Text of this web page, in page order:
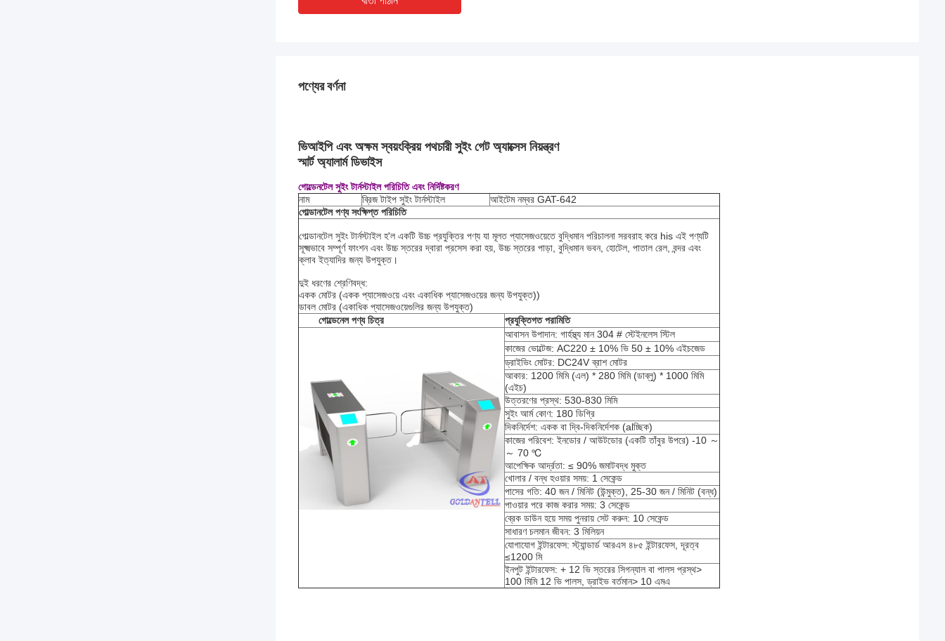
পণ্যের বর্ণনা
ভিআইপি এবং অক্ষম স্বয়ংক্রিয় পথচারী সুইং গেট অ্যাক্সেস নিয়ন্ত্রণ
স্মার্ট অ্যালার্ম ডিভাইস
গোল্ডেনটেল সুইং টার্নস্টাইল পরিচিতি এবং নির্দিষ্টকরণ
নাম
ব্রিজ টাইপ সুইং টার্নস্টাইল
আইটেম নম্বর GAT-642
গোল্ডানটেল পণ্য সংক্ষিপ্ত পরিচিতি
গোল্ডানটেল সুইং টার্নস্টাইল হ'ল একটি উচ্চ প্রযুক্তির পণ্য যা মূলত প্যাসেজওয়েতে বুদ্ধিমান পরিচালনা সরবরাহ করে his এই পণ্যটি
সূক্ষ্মভাবে সম্পূর্ণ ফাংশন এবং উচ্চ স্তরের দ্বারা প্রসেস করা হয়, উচ্চ স্তরের পাড়া, বুদ্ধিমান ভবন, হোটেল, পাতাল রেল, বন্দর এবং
ক্লাব ইত্যাদির জন্য উপযুক্ত।
দুই ধরণের শ্রেণিবদ্ধ:
একক মোটর (একক প্যাসেজওয়ে এবং একাধিক প্যাসেজওয়ের জন্য উপযুক্ত))
ডাবল মোটর (একাধিক প্যাসেজওয়েগুলির জন্য উপযুক্ত)
গোল্ডেনেল পণ্য চিত্র
প্রযুক্তিগত পরামিতি
আবাসন উপাদান: গার্হস্থ্য মান 304 # স্টেইনলেস স্টিল
কাজের ভোল্টেজ: AC220 ± 10% ভি 50 ± 10% এইচজেড
ড্রাইভিং মোটর: DC24V ব্রাশ মোটর
আকার: 1200 মিমি (এল) * 280 মিমি (ডাব্লু) * 1000 মিমি
(এইচ)
উত্তরণের প্রস্থ: 530-830 মিমি
সুইং আর্ম কোণ: 180 ডিগ্রি
দিকনির্দেশ: একক বা দ্বি-দিকনির্দেশক (alচ্ছিক)
কাজের পরিবেশ: ইনডোর / আউটডোর (একটি তাঁবুর উপরে) -10 ～
～ 70 ℃
আপেক্ষিক আর্দ্রতা: ≤ 90% জমাটবদ্ধ মুক্ত
খোলার / বন্ধ হওয়ার সময়: 1 সেকেন্ড
পাসের গতি: 40 জন / মিনিট (উন্মুক্ত), 25-30 জন / মিনিট (বন্ধ)
পাওয়ার পরে কাজ করার সময়: 3 সেকেন্ড
ব্রেক ডাউন হয়ে সময় পুনরায় সেট করুন: 10 সেকেন্ড
সাধারণ চলমান জীবন: 3 মিলিয়ন
যোগাযোগ ইন্টারফেস: স্ট্যান্ডার্ড আরএস ৪৮৫ ইন্টারফেস, দূরত্ব
≤1200 মি
ইনপুট ইন্টারফেস: + 12 ভি স্তরের সিগন্যাল বা পালস প্রস্থ>
100 মিমি 12 ভি পালস, ড্রাইভ বর্তমান> 10 এমএ